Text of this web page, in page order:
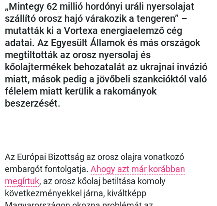
„Mintegy 62 millió hordónyi uráli nyersolajat
szállító orosz hajó várakozik a tengeren” –
mutatták ki a Vortexa energiaelemző cég
adatai. Az Egyesült Államok és más országok
megtiltották az orosz nyersolaj és
kőolajtermékek behozatalát az ukrajnai invázió
miatt, mások pedig a jövőbeli szankcióktól való
félelem miatt kerülik a rakományok
beszerzését.
Az Európai Bizottság az orosz olajra vonatkozó
embargót fontolgatja. Ahogy azt már korábban
megírtuk, az orosz kőolaj betiltása komoly
következményekkel járna, kiváltképp